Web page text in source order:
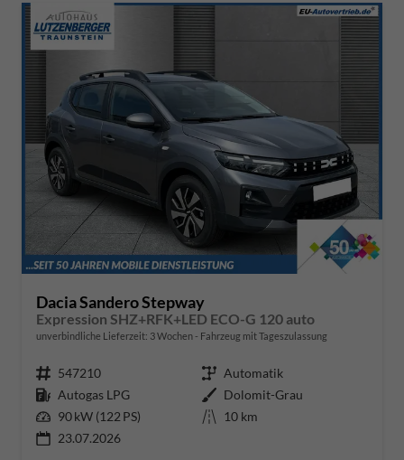
Dacia Sandero Stepway
Expression SHZ+RFK+LED ECO-G 120 auto
unverbindliche Lieferzeit: 3 Wochen Fahrzeug mit Tageszulassung
Fahrzeugnr. 547210 Getriebe Automatik
Kraftstoff Autogas LPG Außenfarbe Dolomit-Grau
Leistung 90 kW (122 PS) Kilometerstand 10 km
23.07.2026